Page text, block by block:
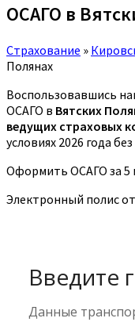
ОСАГО в
Страхование »
Полянах
Воспользовавшись
ОСАГО в Вятских
ведущих страховых
условиях 2026 года
Оформить ОСАГО за 5
Электронный полис